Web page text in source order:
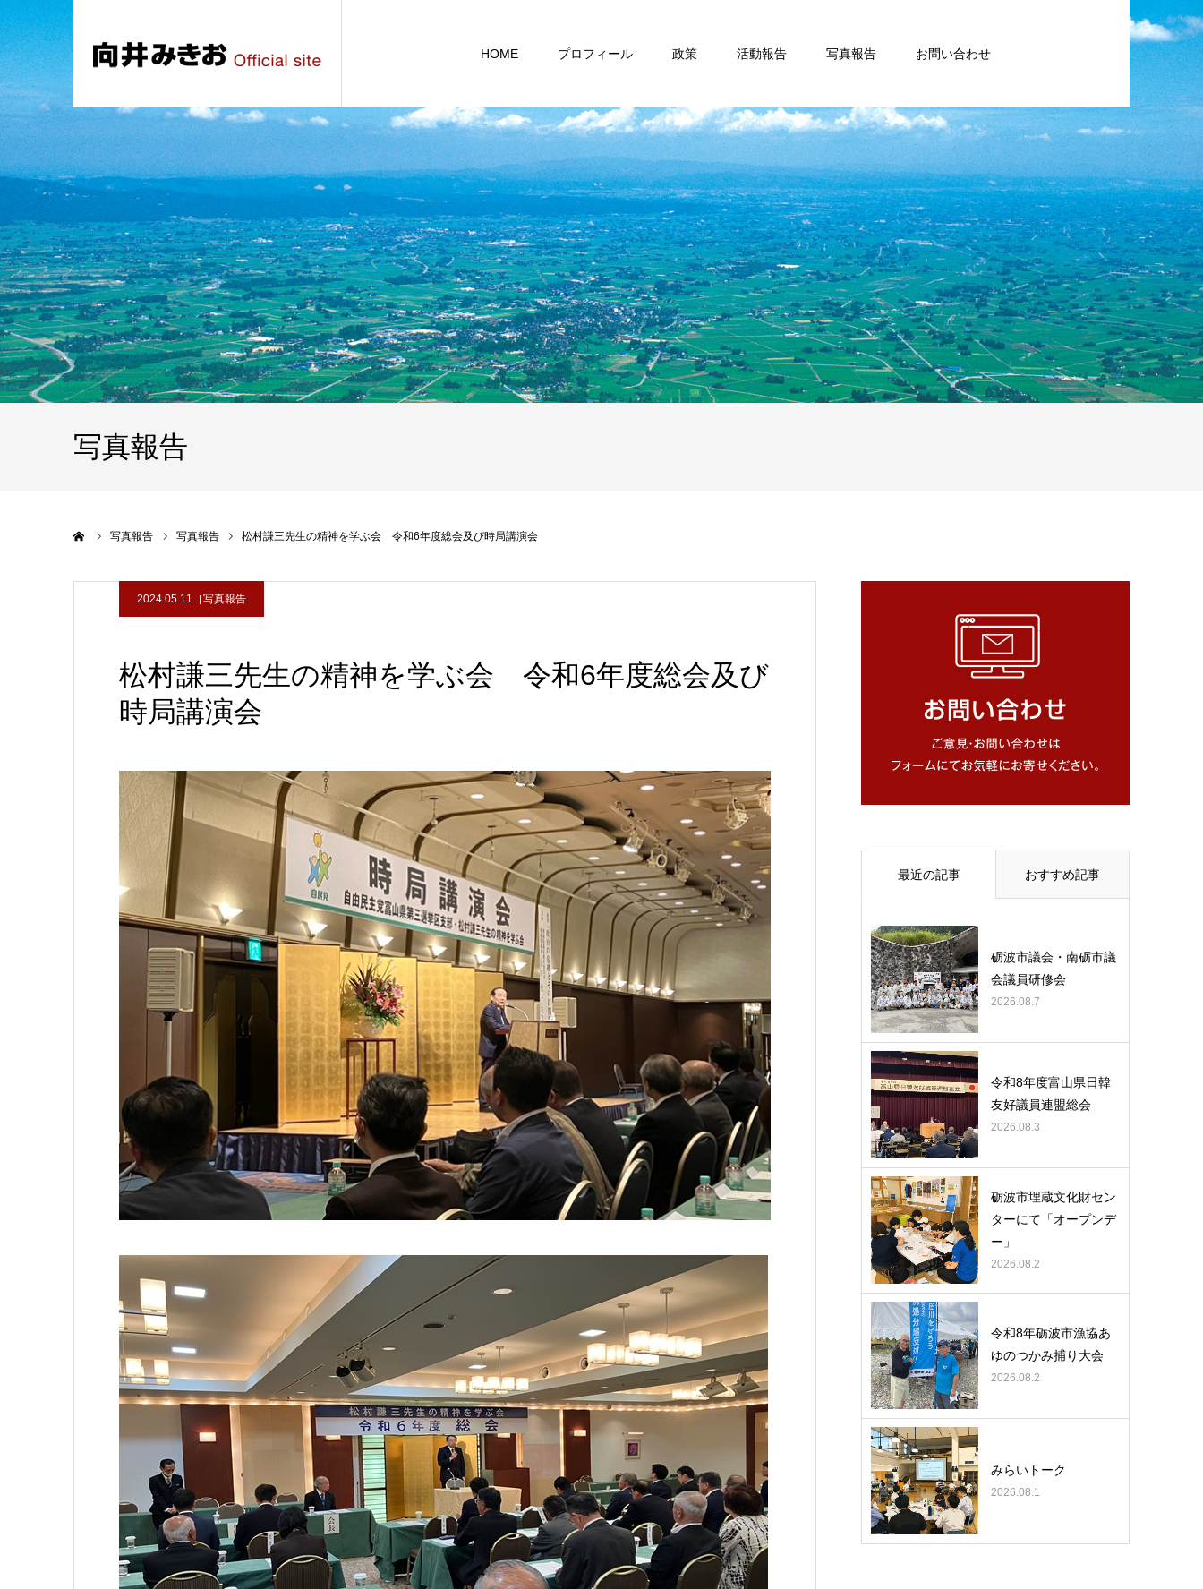
HOME プロフィール 政策 活動報告 写真報告 お問い合わせ
写真報告
写真報告 写真報告 松村謙三先生の精神を学ぶ会 令和6年度総会及び時局講演会
2024.05.11 写真報告
松村謙三先生の精神を学ぶ会 令和6年度総会及び
時局講演会
最近の記事 おすすめ記事
砺波市議会・南砺市議
会議員研修会
2026.08.7
令和8年度富山県日韓
友好議員連盟総会
2026.08.3
砺波市埋蔵文化財セン
ターにて「オープンデ
ー」
2026.08.2
令和8年砺波市漁協あ
ゆのつかみ捕り大会
2026.08.2
みらいトーク
2026.08.1